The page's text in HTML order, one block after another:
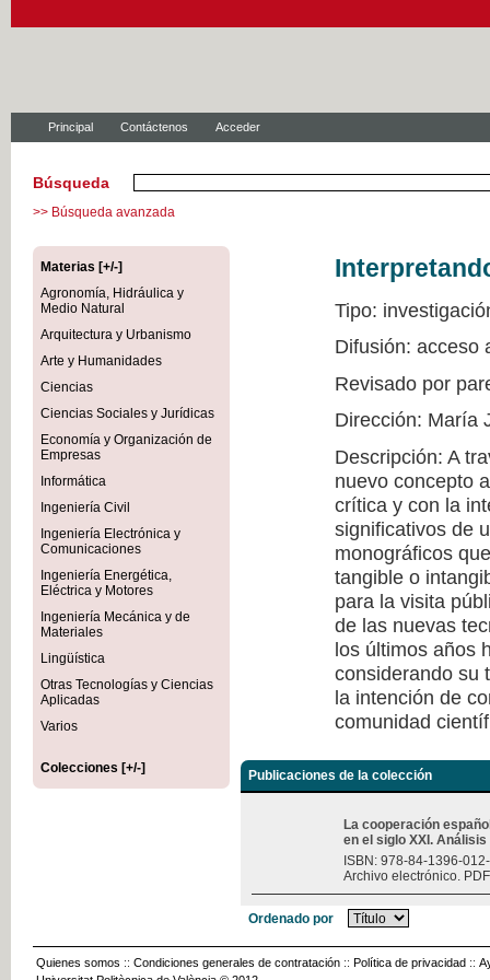
Principal Contáctenos Acceder
Búsqueda
>> Búsqueda avanzada
Materias [+/-]
Agronomía, Hidráulica y
Medio Natural
Arquitectura y Urbanismo
Arte y Humanidades
Ciencias
Ciencias Sociales y Jurídicas
Economía y Organización de
Empresas
Informática
Ingeniería Civil
Ingeniería Electrónica y
Comunicaciones
Ingeniería Energética,
Eléctrica y Motores
Ingeniería Mecánica y de
Materiales
Lingüística
Otras Tecnologías y Ciencias
Aplicadas
Varios
Colecciones [+/-]
Tipo:
Difusión: acceso
Revisado por
Dirección: María
Descripción: A
nuevo concepto
crítica y con la
significativos de
monográficos
tangible o
para la visita
de las nuevas
los últimos años
considerando su
la intención de
comunidad
Publicaciones de la colección
La cooperación
en el siglo XXI.
ISBN: 978-84-1396-
Archivo electrónico.
Ordenado por
Quienes somos :: Condiciones generales de contratación :: Política de privacidad ::